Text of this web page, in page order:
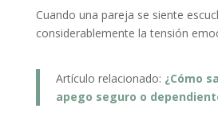
Cuando una pareja se siente
considerablemente la tensión
Artículo relacionado: ¿Cómo
apego seguro o